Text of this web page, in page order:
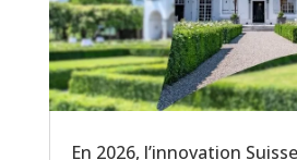
En 2026, l’innovation